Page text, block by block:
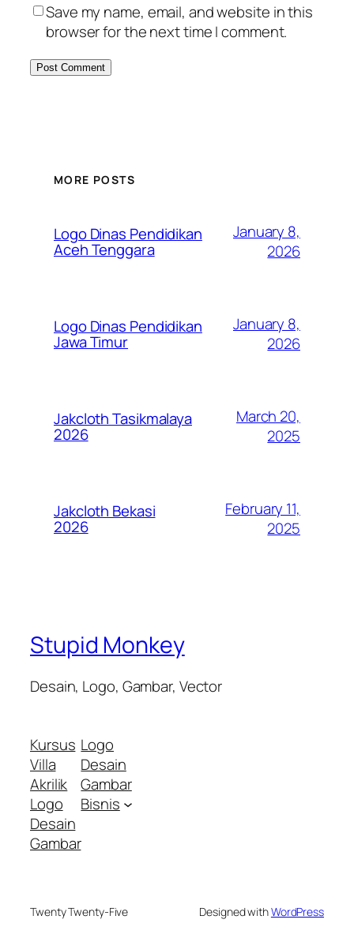
Save my name, email, and website in this
browser for the next time I comment.
MORE POSTS
Logo Dinas Pendidikan
Aceh Tenggara
January 8,
2026
Logo Dinas Pendidikan
Jawa Timur
January 8,
2026
Jakcloth Tasikmalaya
2026
March 20,
2025
Jakcloth Bekasi
2026
February 11,
2025
Stupid Monkey
Desain, Logo, Gambar, Vector
Kursus
Villa
Akrilik
Logo
Desain
Gambar
Logo
Desain
Gambar
Bisnis
Twenty Twenty-Five Designed withWordPress